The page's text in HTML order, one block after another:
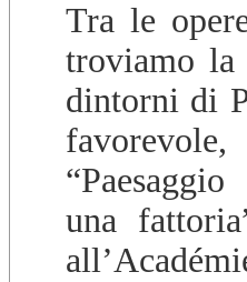
Tra le
troviamo la
dintorni di
una